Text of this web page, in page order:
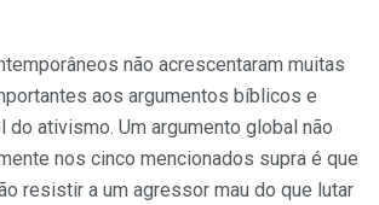
não acrescentaram muitas
aos argumentos bíblicos e
ativismo. Um argumento global não
nos cinco mencionados supra é que
resistir a um agressor mau do que lutar